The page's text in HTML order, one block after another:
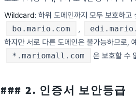
Wildcard: 하위 도메인까지 모두 보호하
bo.mario.com
,
하지만 서로 다른 도메인은 불가능하므로,
*.mariomall.com
은 보호할 수
### 2. 인증서 보안등급